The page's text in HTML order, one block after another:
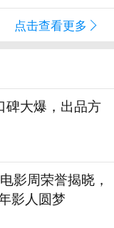
点击查看更多
碑大爆，出品方
影周荣誉揭晓，
影人圆梦